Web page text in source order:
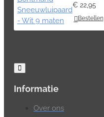
€ 22,95
Bestellen
Informatie
Over ons